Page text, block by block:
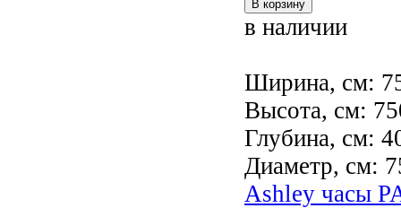
в наличии
Ширина, см:
Высота, см:
Глубина, см:
Диаметр, см:
Ashley часы